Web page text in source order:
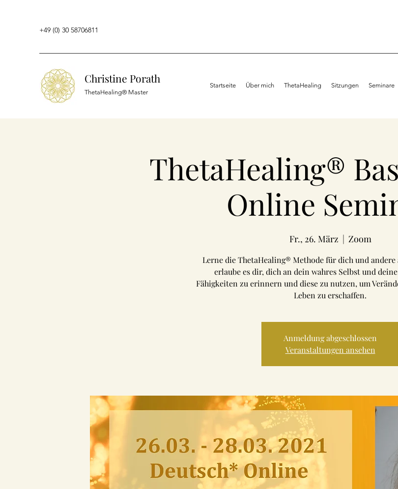
+49 (0) 30 58706811
Christine Porath
ThetaHealing® Master
Startseite Über mich ThetaHealing Sitzungen Seminare
ThetaHealing®
Online
Fr., 26. März
  |
Zoom
Lerne die ThetaHealing® Methode für dich und andere
erlaube es dir, dich an dein wahres Selbst und
Fähigkeiten zu erinnern und diese zu nutzen, um
Leben zu erschaffen.
Anmeldung abgeschlossen
Veranstaltungen ansehen